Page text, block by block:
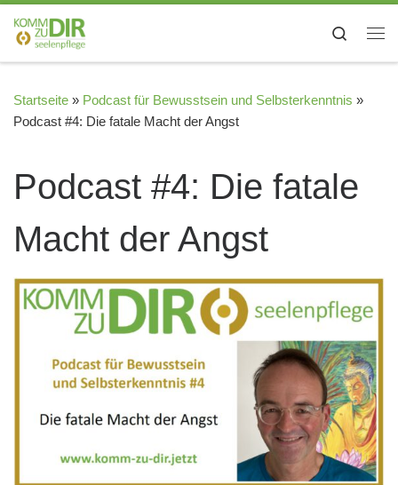
Zum Inhalt springen
Search
Startseite » Podcast für Bewusstsein und Selbsterkenntnis »
Podcast #4: Die fatale Macht der Angst
Podcast #4: Die fatale
Macht der Angst